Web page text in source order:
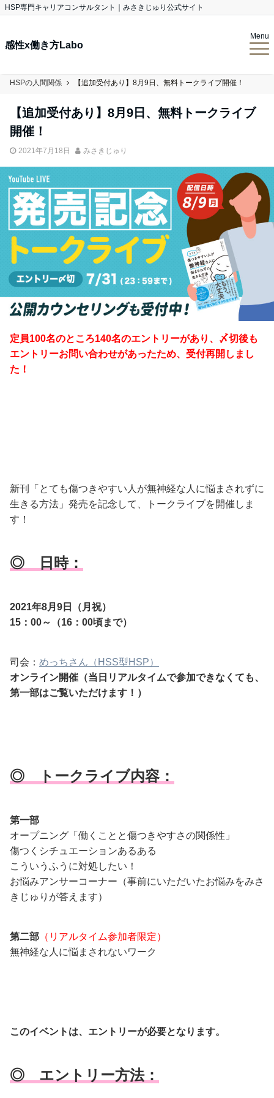
HSP専門キャリアコンサルタント｜みさきじゅり公式サイト
感性x働き方Labo
Menu
HSPの人間関係 【追加受付あり】8月9日、無料トークライブ開催！
【追加受付あり】8月9日、無料トークライブ
開催！
2021年7月18日 みさきじゅり
定員100名のところ140名のエントリーがあり、〆切後も
エントリーお問い合わせがあったため、受付再開しまし
た！
新刊「とても傷つきやすい人が無神経な人に悩まされずに
生きる方法」発売を記念して、トークライブを開催しま
す！
◎ 日時：
2021年8月9日（月祝）
15：00～（16：00頃まで）
司会： めっちさん（HSS型HSP）
オンライン開催 （当日リアルタイムで参加できなくても、
第一部はご覧いただけます！）
◎ トークライブ内容：
第一部
オープニング「働くことと傷つきやすさの関係性」
傷つくシチュエーションあるある
こういうふうに対処したい！
お悩みアンサーコーナー（事前にいただいたお悩みをみさ
きじゅりが答えます）
第二部 （リアルタイム参加者限定）
無神経な人に悩まされないワーク
このイベントは、エントリーが必要となります。
◎ エントリー方法：